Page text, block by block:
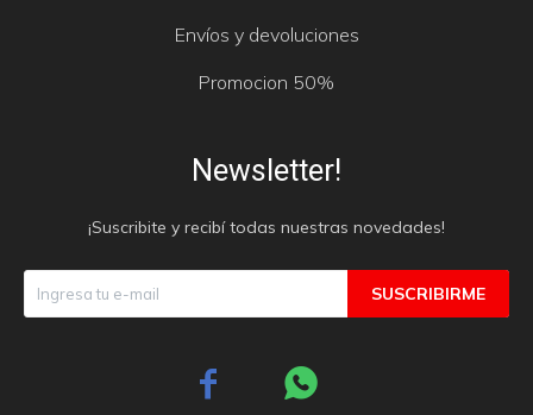
Envíos y devoluciones
Promocion 50%
Newsletter!
¡Suscribite y recibí todas nuestras novedades!
SUSCRIBIRME
 